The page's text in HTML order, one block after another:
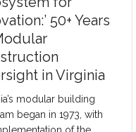
Compliance Methods
& Emerging NFPA-
275 Foam Plastic
Technologies
New fire barrier technologies
are improving total costs and
margins in major areas of